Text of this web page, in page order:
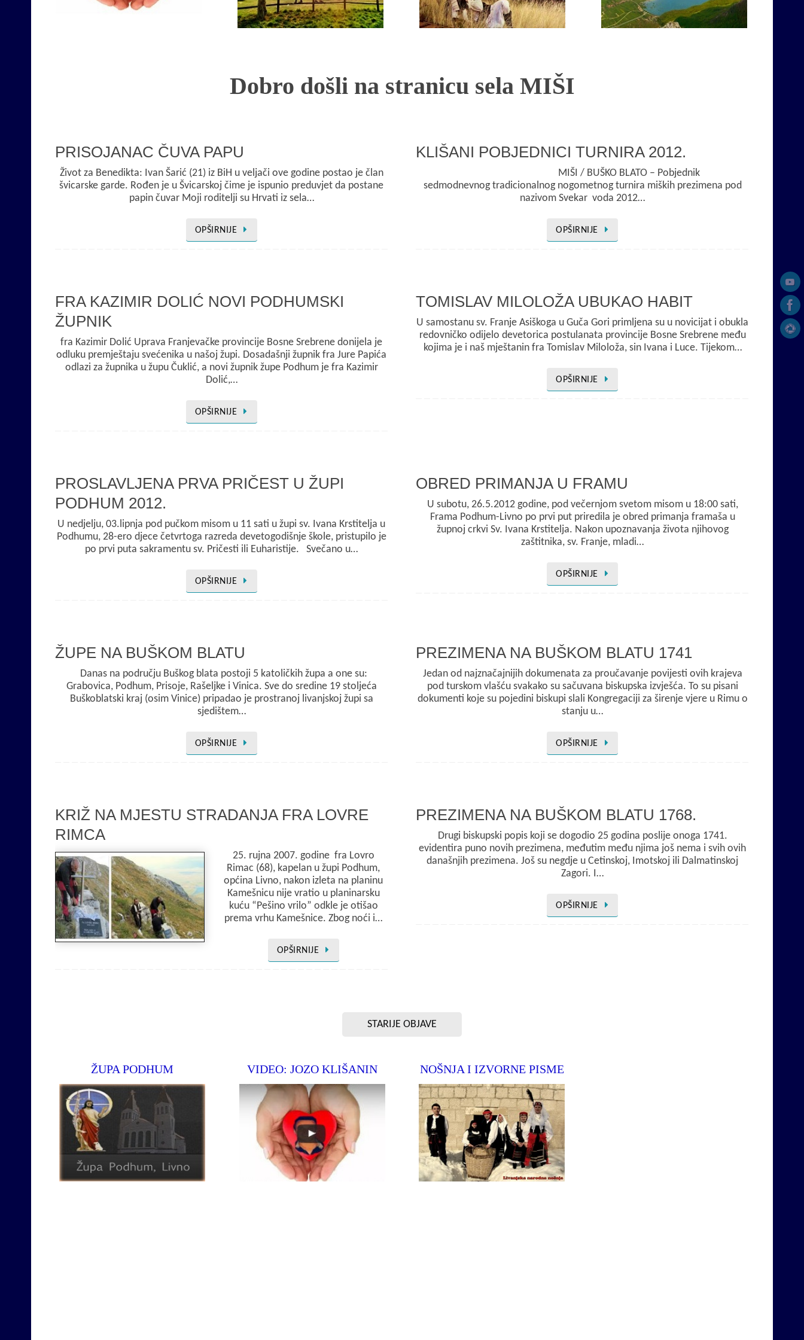
Dobro došli na stranicu sela MIŠI
PRISOJANAC ČUVA PAPU
Život za Benedikta: Ivan Šarić (21) iz BiH u veljači ove godine postao je član
švicarske garde. Rođen je u Švicarskoj čime je ispunio preduvjet da postane
papin čuvar Moji roditelji su Hrvati iz sela…
OPŠIRNIJE
KLIŠANI POBJEDNICI TURNIRA 2012.
MIŠI / BUŠKO BLATO – Pobjednik
sedmodnevnog tradicionalnog nogometnog turnira miških prezimena pod
nazivom Svekar voda 2012…
OPŠIRNIJE
FRA KAZIMIR DOLIĆ NOVI PODHUMSKI
ŽUPNIK
fra Kazimir Dolić Uprava Franjevačke provincije Bosne Srebrene donijela je
odluku premještaju svećenika u našoj župi. Dosadašnji župnik fra Jure Papića
odlazi za župnika u župu Čuklić, a novi župnik župe Podhum je fra Kazimir
Dolić,…
OPŠIRNIJE
TOMISLAV MILOLOŽA UBUKAO HABIT
U samostanu sv. Franje Asiškoga u Guča Gori primljena su u novicijat i obukla
redovničko odijelo devetorica postulanata provincije Bosne Srebrene među
kojima je i naš mještanin fra Tomislav Miloloža, sin Ivana i Luce. Tijekom…
OPŠIRNIJE
PROSLAVLJENA PRVA PRIČEST U ŽUPI
PODHUM 2012.
U nedjelju, 03.lipnja pod pučkom misom u 11 sati u župi sv. Ivana Krstitelja u
Podhumu, 28-ero djece četvrtoga razreda devetogodišnje škole, pristupilo je
po prvi puta sakramentu sv. Pričesti ili Euharistije. Svečano u…
OPŠIRNIJE
OBRED PRIMANJA U FRAMU
U subotu, 26.5.2012 godine, pod večernjom svetom misom u 18:00 sati,
Frama Podhum-Livno po prvi put priredila je obred primanja framaša u
župnoj crkvi Sv. Ivana Krstitelja. Nakon upoznavanja života njihovog
zaštitnika, sv. Franje, mladi…
OPŠIRNIJE
ŽUPE NA BUŠKOM BLATU
Danas na području Buškog blata postoji 5 katoličkih župa a one su:
Grabovica, Podhum, Prisoje, Rašeljke i Vinica. Sve do sredine 19 stoljeća
Buškoblatski kraj (osim Vinice) pripadao je prostranoj livanjskoj župi sa
sjedištem…
OPŠIRNIJE
PREZIMENA NA BUŠKOM BLATU 1741
Jedan od najznačajnijih dokumenata za proučavanje povijesti ovih krajeva
pod turskom vlašću svakako su sačuvana biskupska izvješća. To su pisani
dokumenti koje su pojedini biskupi slali Kongregaciji za širenje vjere u Rimu o
stanju u…
OPŠIRNIJE
KRIŽ NA MJESTU STRADANJA FRA LOVRE
RIMCA
25. rujna 2007. godine fra Lovro
Rimac (68), kapelan u župi Podhum,
općina Livno, nakon izleta na planinu
Kamešnicu nije vratio u planinarsku
kuću “Pešino vrilo” odkle je otišao
prema vrhu Kamešnice. Zbog noći i…
OPŠIRNIJE
PREZIMENA NA BUŠKOM BLATU 1768.
Drugi biskupski popis koji se dogodio 25 godina poslije onoga 1741.
evidentira puno novih prezimena, međutim među njima još nema i svih ovih
današnjih prezimena. Još su negdje u Cetinskoj, Imotskoj ili Dalmatinskoj
Zagori. I…
OPŠIRNIJE
STARIJE OBJAVE
ŽUPA PODHUM
Službena stranica župe Podhum
VIDEO: JOZO KLIŠANIN
Pogledjte video o terapiji hodanja
našega Joze Klišanina
NOŠNJA I IZVORNE PISME